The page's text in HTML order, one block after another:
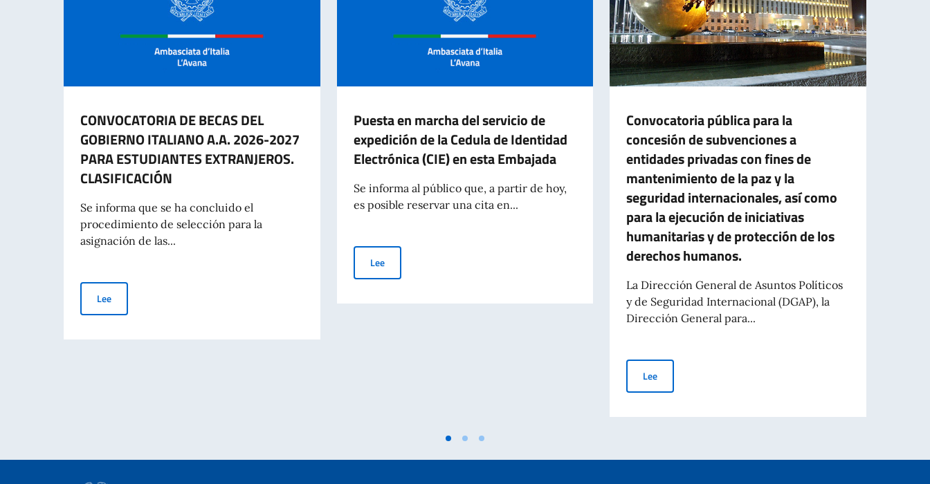
CONVOCATORIA DE BECAS DEL
GOBIERNO ITALIANO A.A. 2026-2027
PARA ESTUDIANTES EXTRANJEROS.
CLASIFICACIÓN
Se informa que se ha concluido el
procedimiento de selección para la
asignación de las...
LeeCONVOCATORIA DE BECAS DEL GOBIERNO ITALIANO A.A. 2026-2027 PARA ESTUDIANTES EXTRANJEROS. CLASIFICACIÓN
Puesta en marcha del servicio de
expedición de la Cedula de Identidad
Electrónica (CIE) en esta Embajada
Se informa al público que, a partir de hoy,
es posible reservar una cita en...
LeePuesta en marcha del servicio de expedición de la Cedula de Identidad Electrónica (CIE) en esta Embajada
Convocatoria pública para la
concesión de subvenciones a
entidades privadas con fines de
mantenimiento de la paz y la
seguridad internacionales, así como
para la ejecución de iniciativas
humanitarias y de protección de los
derechos humanos.
La Dirección General de Asuntos Políticos
y de Seguridad Internacional (DGAP), la
Dirección General para...
LeeConvocatoria pública para la concesión de subvenciones a